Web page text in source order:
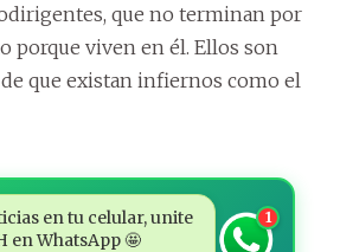
que no terminan por
porque viven en él. Ellos son
que existan infiernos como el
en tu celular, unite
en WhatsApp 🤩
1